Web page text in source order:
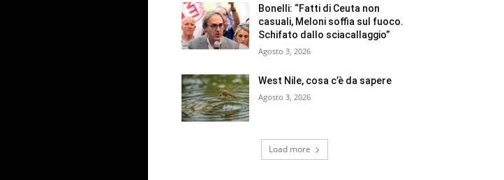
Bonelli: “Fatti di Ceuta non
casuali, Meloni soffia sul fuoco.
Schifato dallo sciacallaggio”
Agosto 3, 2026
West Nile, cosa c’è da sapere
Agosto 3, 2026
Load more